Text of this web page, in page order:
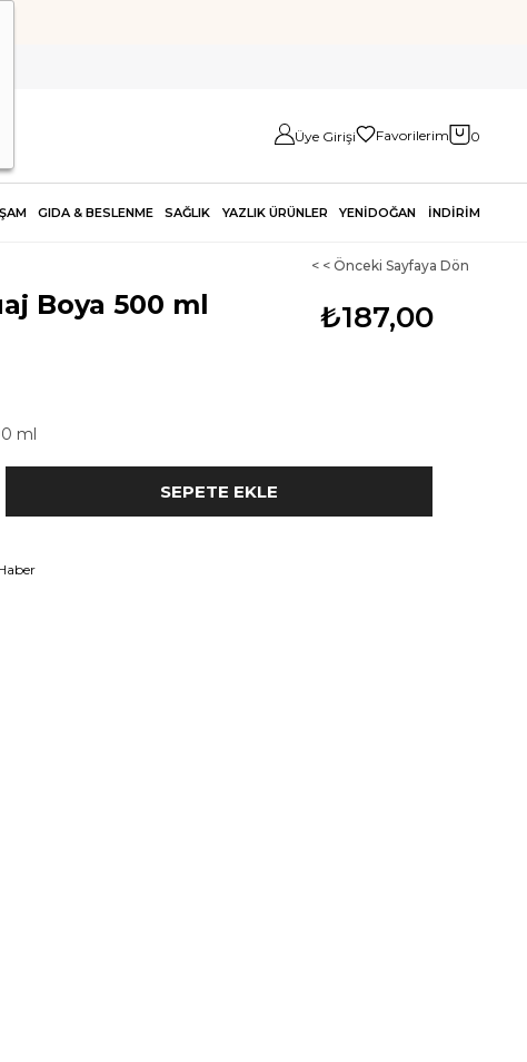
Üye Girişi Favorilerim 0
GIDA & BESLENME SAĞLIK YAZLIK ÜRÜNLER YENİDOĞAN İNDİRİM
< < Önceki Sayfaya Dön
₺187,00
Boya 500 ml
ml